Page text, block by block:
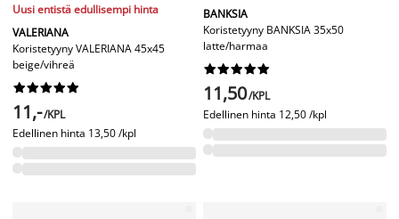
Uusi entistä edullisempi hinta
VALERIANA
Koristetyyny VALERIANA 45x45
beige/vihreä






11,-/KPL
Edellinen hinta 13,50 /kpl
BANKSIA
Koristetyyny BANKSIA 35x50
latte/harmaa






11,50/KPL
Edellinen hinta 12,50 /kpl